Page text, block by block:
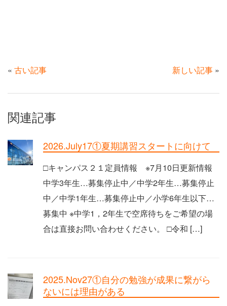
« 古い記事 新しい記事 »
関連記事
2026.July17①夏期講習スタートに向けて
□キャンパス２１定員情報 ※7月10日更新情報
中学3年生…募集停止中／中学2年生…募集停止
中／中学1年生…募集停止中／小学6年生以下…
募集中 ※中学1，2年生で空席待ちをご希望の場
合は直接お問い合わせください。 □令和 […]
2025.Nov27①自分の勉強が成果に繋がら
ないには理由がある